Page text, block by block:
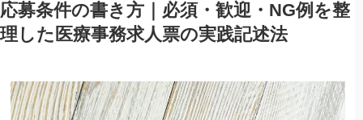
応募条件の書き方｜必須・歓迎・NG例を整
理した医療事務求人票の実践記述法